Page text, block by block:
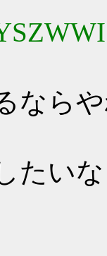
なら
たい